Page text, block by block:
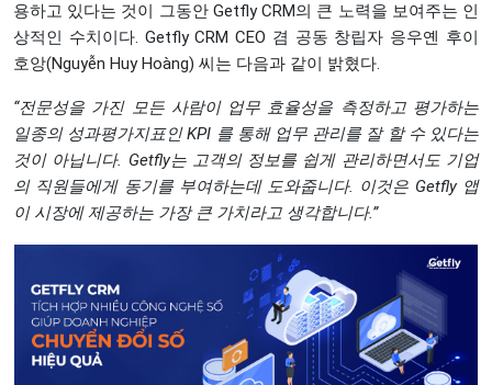
용하고 있다는 것이 그동안 Getfly CRM의 큰 노력을 보여주는 인
상적인 수치이다. Getfly CRM CEO 겸 공동 창립자 응우옌 후이
호앙(Nguyễn Huy Hoàng) 씨는 다음과 같이 밝혔다.
“전문성을 가진 모든 사람이 업무 효율성을 측정하고 평가하는
일종의 성과평가지표인KPI 를 통해 업무 관리를 잘 할 수 있다는
것이 아닙니다. Getfly는 고객의 정보를 쉽게 관리하면서도 기업
의 직원들에게 동기를 부여하는데 도와줍니다. 이것은 Getfly 앱
이 시장에 제공하는 가장 큰 가치라고 생각합니다.”